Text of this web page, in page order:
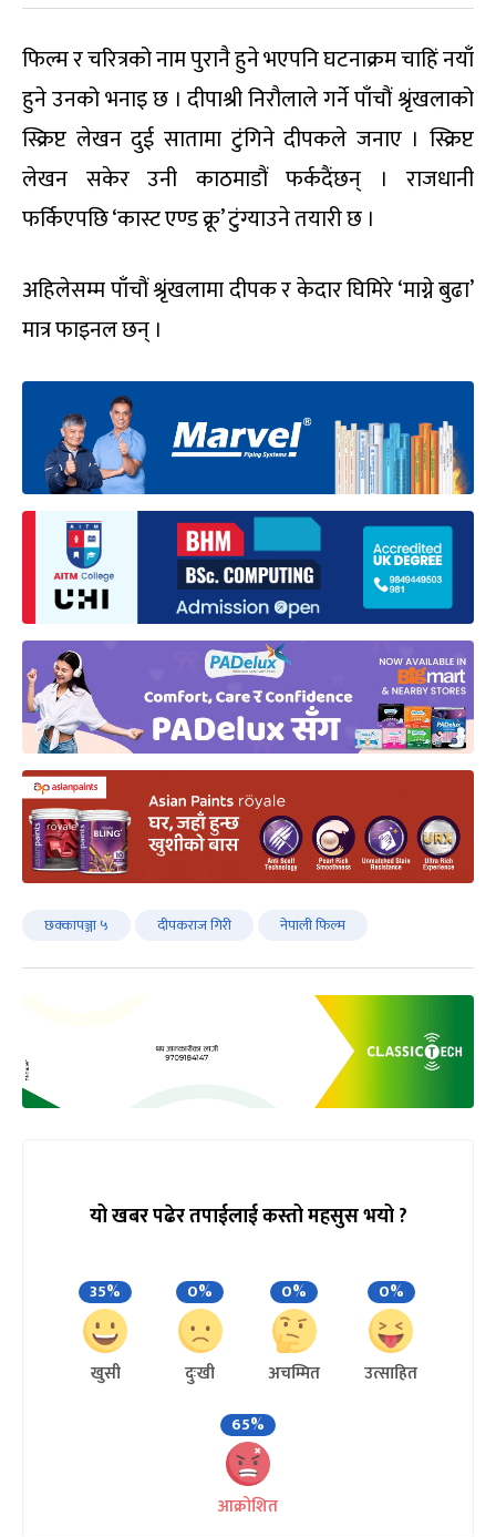
फिल्म र चरित्रको नाम पुरानै हुने भएपनि घटनाक्रम चाहिं नयाँ
हुने उनको भनाइ छ । दीपाश्री निरौलाले गर्ने पाँचौं श्रृंखलाको
स्क्रिप्ट लेखन दुई सातामा टुंगिने दीपकले जनाए । स्क्रिप्ट
लेखन सकेर उनी काठमाडौं फर्कदैंछन् । राजधानी
फर्किएपछि ‘कास्ट एण्ड क्रू’ टुंग्याउने तयारी छ ।
अहिलेसम्म पाँचौं श्रृंखलामा दीपक र केदार घिमिरे ‘माग्ने बुढा’
मात्र फाइनल छन् ।
छक्कापञ्जा ५ दीपकराज गिरी नेपाली फिल्म
यो खबर पढेर तपाईलाई कस्तो महसुस भयो ?
35%
खुसी
0%
दुःखी
0%
अचम्मित
0%
उत्साहित
65%
आक्रोशित